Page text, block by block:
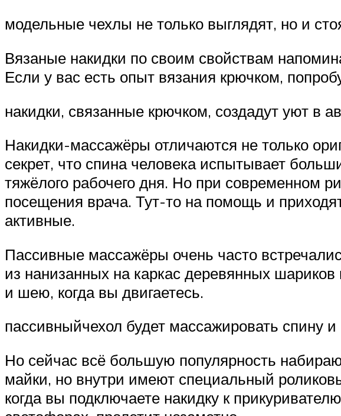
модельные чехлы не только выглядят, но и
Вязаные накидки по своим свойствам
Если у вас есть опыт вязания крючком,
накидки, связанные крючком, создадут уют в
Накидки-массажёры отличаются не только
секрет, что спина человека испытывает
тяжёлого рабочего дня. Но при современном
посещения врача. Тут-то на помощь и
активные.
Пассивные массажёры очень часто
из нанизанных на каркас деревянных
и шею, когда вы двигаетесь.
пассивныйчехол будет массажировать
Но сейчас всё большую популярность
майки, но внутри имеют специальный
когда вы подключаете накидку к